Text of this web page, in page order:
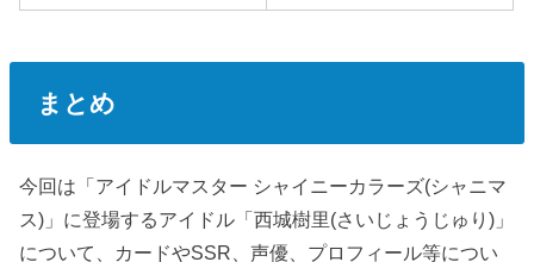
まとめ
今回は「アイドルマスター シャイニーカラーズ(シャニマ
ス)」に登場するアイドル「西城樹里(さいじょうじゅり)」
について、カードやSSR、声優、プロフィール等につい